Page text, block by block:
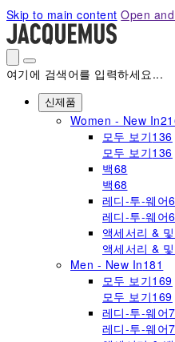
Please
note:
This
website
includes
accessibility
Skip to main content Open
여기에 검색어를 입력하세요...
신제품
Women - New In
모두 보기136
모두 보기136
백68
백68
레디-투-웨어
레디-투-웨어
액세서리 &
액세서리 &
Men - New In181
모두 보기169
모두 보기169
레디-투-웨어
레디-투-웨어